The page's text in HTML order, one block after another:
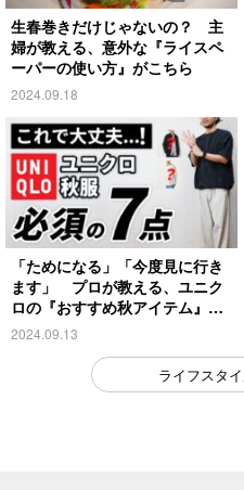
生春巻きだけじゃないの？ 主
婦が教える、意外な『ライスペ
ーパーの使い方』がこちら
2024.09.18
「ためになる」「今度見に行き
ます」 プロが教える、ユニク
ロの『おすすめ秋アイテム』が
こちら
2024.09.13
ライフスタ